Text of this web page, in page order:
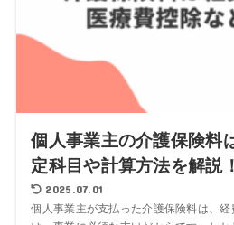
個人事業主の介護保険料
定科目や計算方法を解説！
2025.07.01
個人事業主が支払った介護保険料は、経